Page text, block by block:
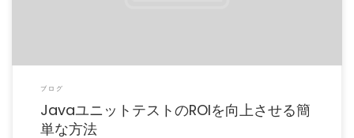
ブログ
JavaユニットテストのROIを向上させる簡
単な方法